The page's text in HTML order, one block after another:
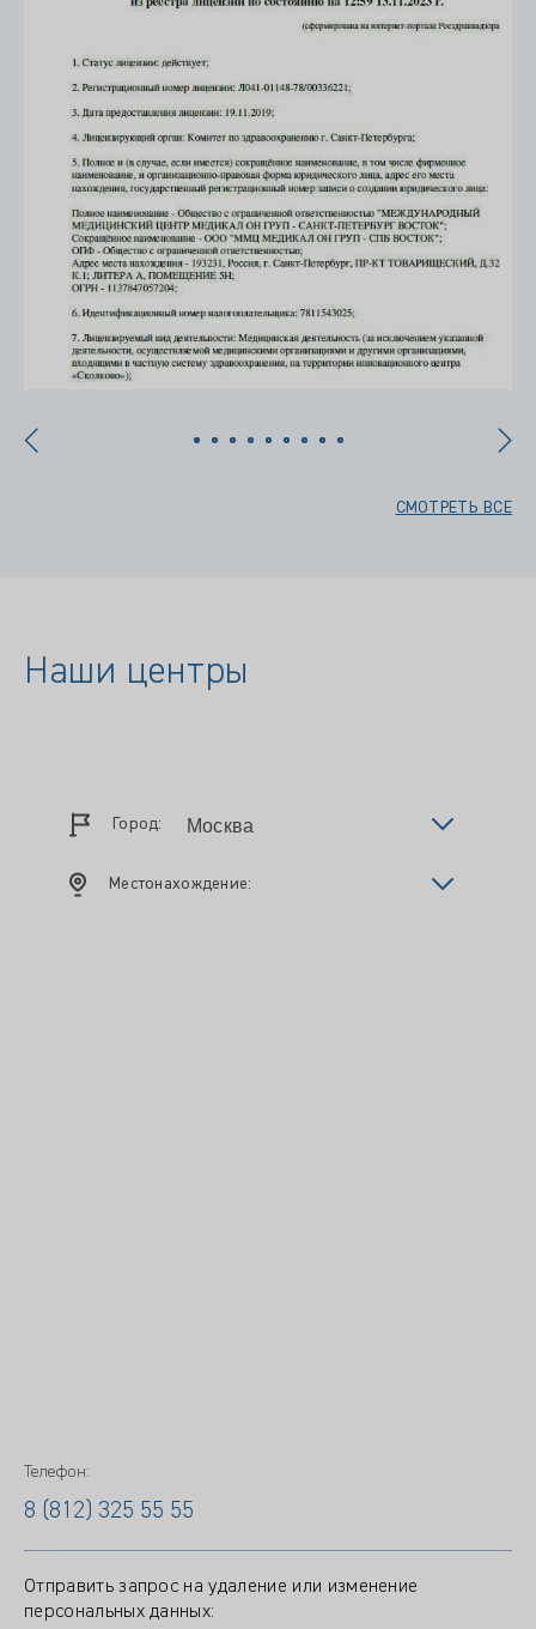
СМОТРЕТЬ ВСЕ
Наши центры
Город:
Местонахождение:
Телефон:
8 (812) 325 55 55
Отправить запрос на удаление или изменение
персональных данных: